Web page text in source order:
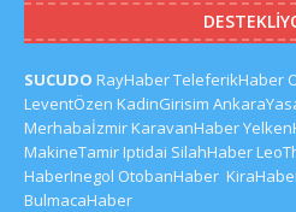
SUCUDO RayHaberTeleferikHaber
LeventÖzen KadinGirisim
MerhabaİzmirKaravanHaber
MakineTamirIptidai SilahHaber
HaberInegol OtobanHaber
BulmacaHaber